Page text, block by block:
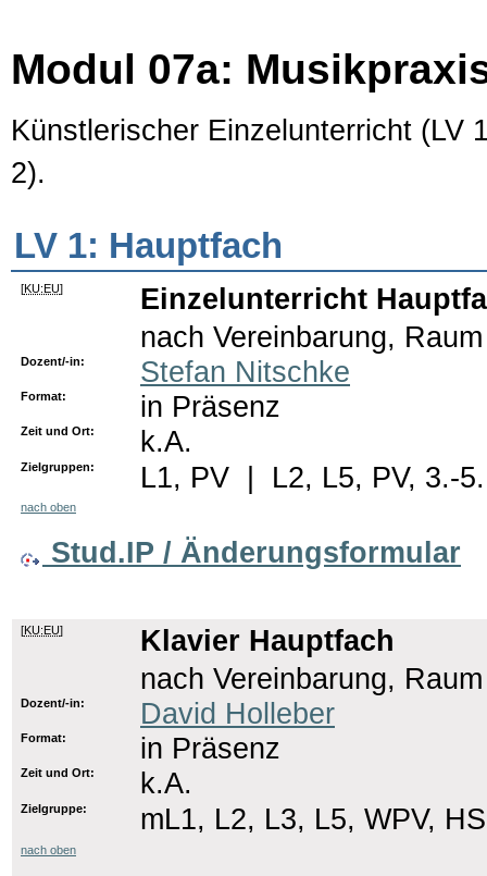
Modul 07a:
Künstlerischer Einzelunterricht (LV
2).
LV 1: Hauptfach
[KU:EU]
Einzelunterricht
nach Vereinbarung,
Dozent/-in: Stefan Nitschke
Format: in Präsenz
Zeit und Ort: k.A.
Zielgruppen: L1, PV | L2, L5, PV, 3.-
nach oben
Stud.IP / Änderungsformular
[KU:EU]
Klavier Hauptfach
nach Vereinbarung,
Dozent/-in: David Holleber
Format: in Präsenz
Zeit und Ort: k.A.
Zielgruppe: mL1, L2, L3, L5, WPV, HS
nach oben